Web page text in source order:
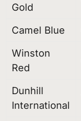
Gold
Camel Blue
Winston
Red
Dunhill
International